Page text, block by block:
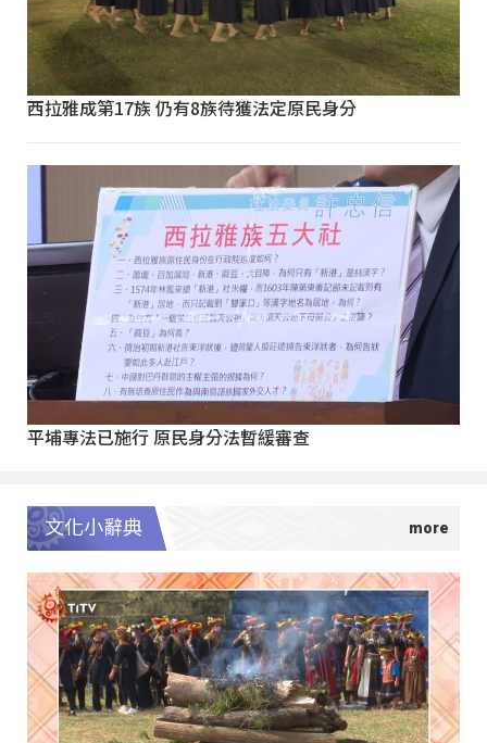
西拉雅成第17族 仍有8族待獲法定原民身分
平埔專法已施行 原民身分法暫緩審查
文化小辭典